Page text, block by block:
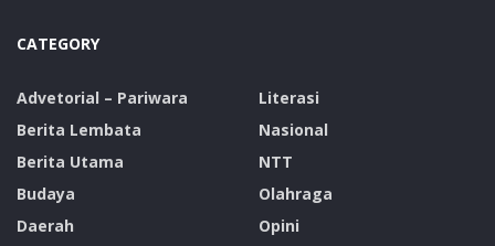
CATEGORY
Advetorial – Pariwara
Berita Lembata
Berita Utama
Budaya
Daerah
Literasi
Nasional
NTT
Olahraga
Opini